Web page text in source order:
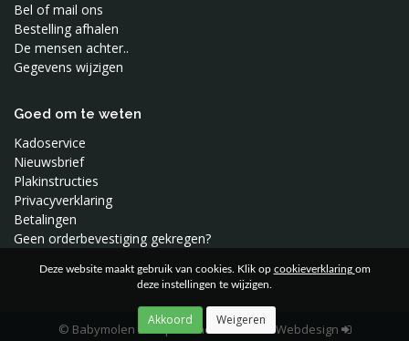
Deze website maakt gebruik van cookies. Klik op cookieverklaring om
deze instellingen te wijzigen.
Bel of mail ons
Bestelling afhalen
De mensen achter..
Gegevens wijzigen
Goed om te weten
Kadoservice
Nieuwsbrief
Plakinstructies
Privacyverklaring
Betalingen
Geen orderbevestiging gekregen?
© Babymolen 2026| Moune Reclame & Webdesign